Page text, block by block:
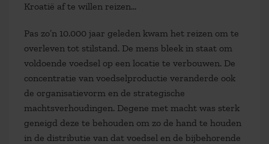
Kroatië af te willen reizen…
Pas zo’n 10.000 jaar geleden kwam het reizen om te
overleven tot stilstand. De mens bleek in staat om
voldoende voedsel op een locatie te verbouwen. De
concentratie van voedselproductie veranderde ook
de organisatievorm en de strategische
machtsverhoudingen. Degene met macht was sterk
geneigd deze te behouden om zo de hand te houden
in de distributie van dat voedsel en de bijbehorende